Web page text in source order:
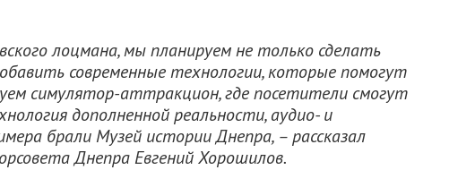
лоцмана, мы планируем не только сделать
современные технологии, которые помогут
симулятор-аттракцион, где посетители смогут
дополненной реальности, аудио- и
брали Музей истории Днепра, – рассказал
Днепра Евгений Хорошилов.